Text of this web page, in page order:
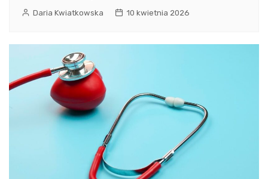
Daria Kwiatkowska 10 kwietnia 2026